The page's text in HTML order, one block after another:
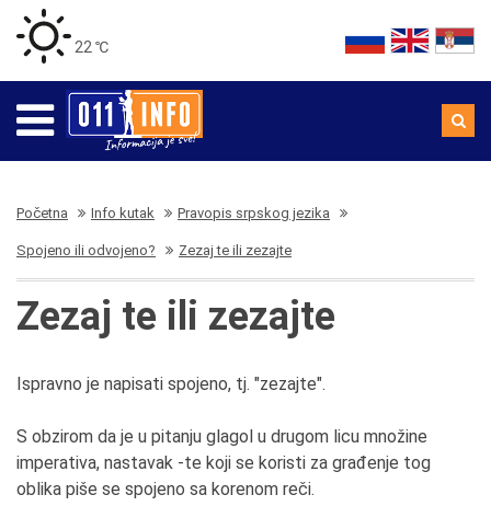
22 ℃
Početna Info kutak Pravopis srpskog jezika
Spojeno ili odvojeno? Zezaj te ili zezajte
Zezaj te ili zezajte
Ispravno je napisati spojeno, tj. "zezajte".
S obzirom da je u pitanju glagol u drugom licu množine
imperativa, nastavak -te koji se koristi za građenje tog
oblika piše se spojeno sa korenom reči.